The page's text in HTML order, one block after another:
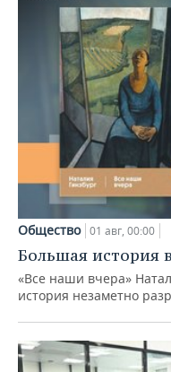
Общество 01 авг, 00:00
Большая история
«Все наши вчера»
история незаметно